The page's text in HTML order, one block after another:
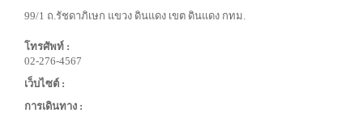
99/1 ถ.รัชดาภิเษก แขวง ดินแดง เขต ดินแดง กทม.
โทรศัพท์ :
02-276-4567
เว็บไซต์ :
การเดินทาง :